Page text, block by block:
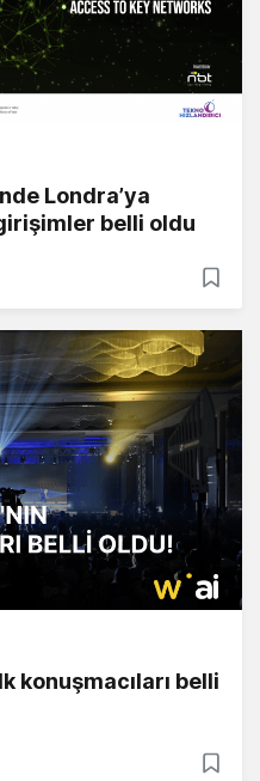
Londra’ya
belli oldu
konuşmacıları belli